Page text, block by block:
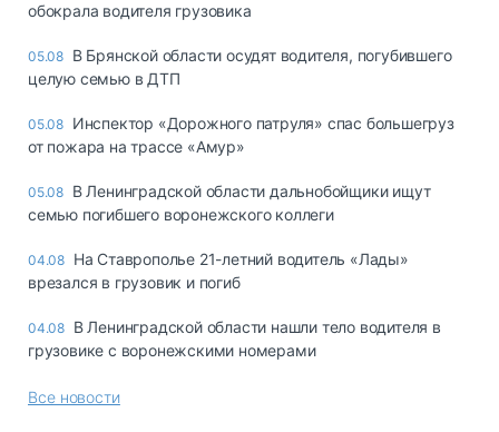
обокрала водителя грузовика
05.08 В Брянской области осудят водителя, погубившего
целую семью в ДТП
05.08 Инспектор «Дорожного патруля» спас большегруз
от пожара на трассе «Амур»
05.08 В Ленинградской области дальнобойщики ищут
семью погибшего воронежского коллеги
04.08 На Ставрополье 21-летний водитель «Лады»
врезался в грузовик и погиб
04.08 В Ленинградской области нашли тело водителя в
грузовике с воронежскими номерами
Все новости